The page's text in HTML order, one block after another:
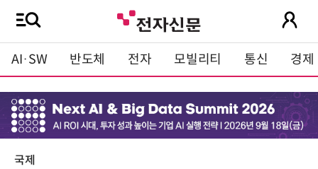
AI·SW 반도체 전자 모빌리티 통신 경제
국제